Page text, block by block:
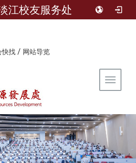
江校友服务处
快找 / 网站导览
Toggle